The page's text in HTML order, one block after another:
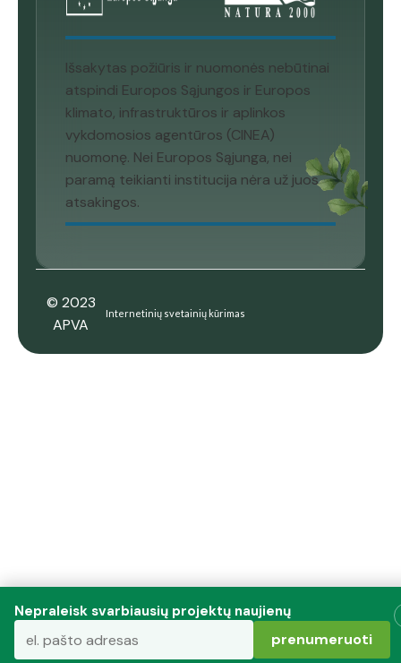
Išsakytas požiūris ir nuomonės nebūtinai
atspindi Europos Sąjungos ir Europos
klimato, infrastruktūros ir aplinkos
vykdomosios agentūros (CINEA)
nuomonę. Nei Europos Sąjunga, nei
paramą teikianti institucija nėra už juos
atsakingos.
© 2023
APVA
Internetinių svetainių kūrimas
Nepraleisk svarbiausių projektų naujienų
prenumeruoti